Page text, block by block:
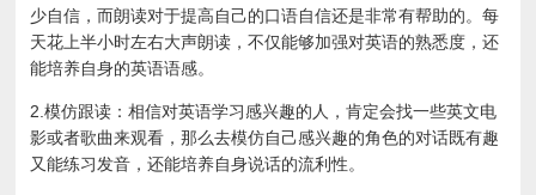
少自信，而朗读对于提高自己的口语自信还是非常有帮助的。每
天花上半小时左右大声朗读，不仅能够加强对英语的熟悉度，还
能培养自身的英语语感。
2.模仿跟读：相信对英语学习感兴趣的人，肯定会找一些英文电
影或者歌曲来观看，那么去模仿自己感兴趣的角色的对话既有趣
又能练习发音，还能培养自身说话的流利性。